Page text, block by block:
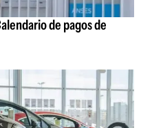
de pagos de